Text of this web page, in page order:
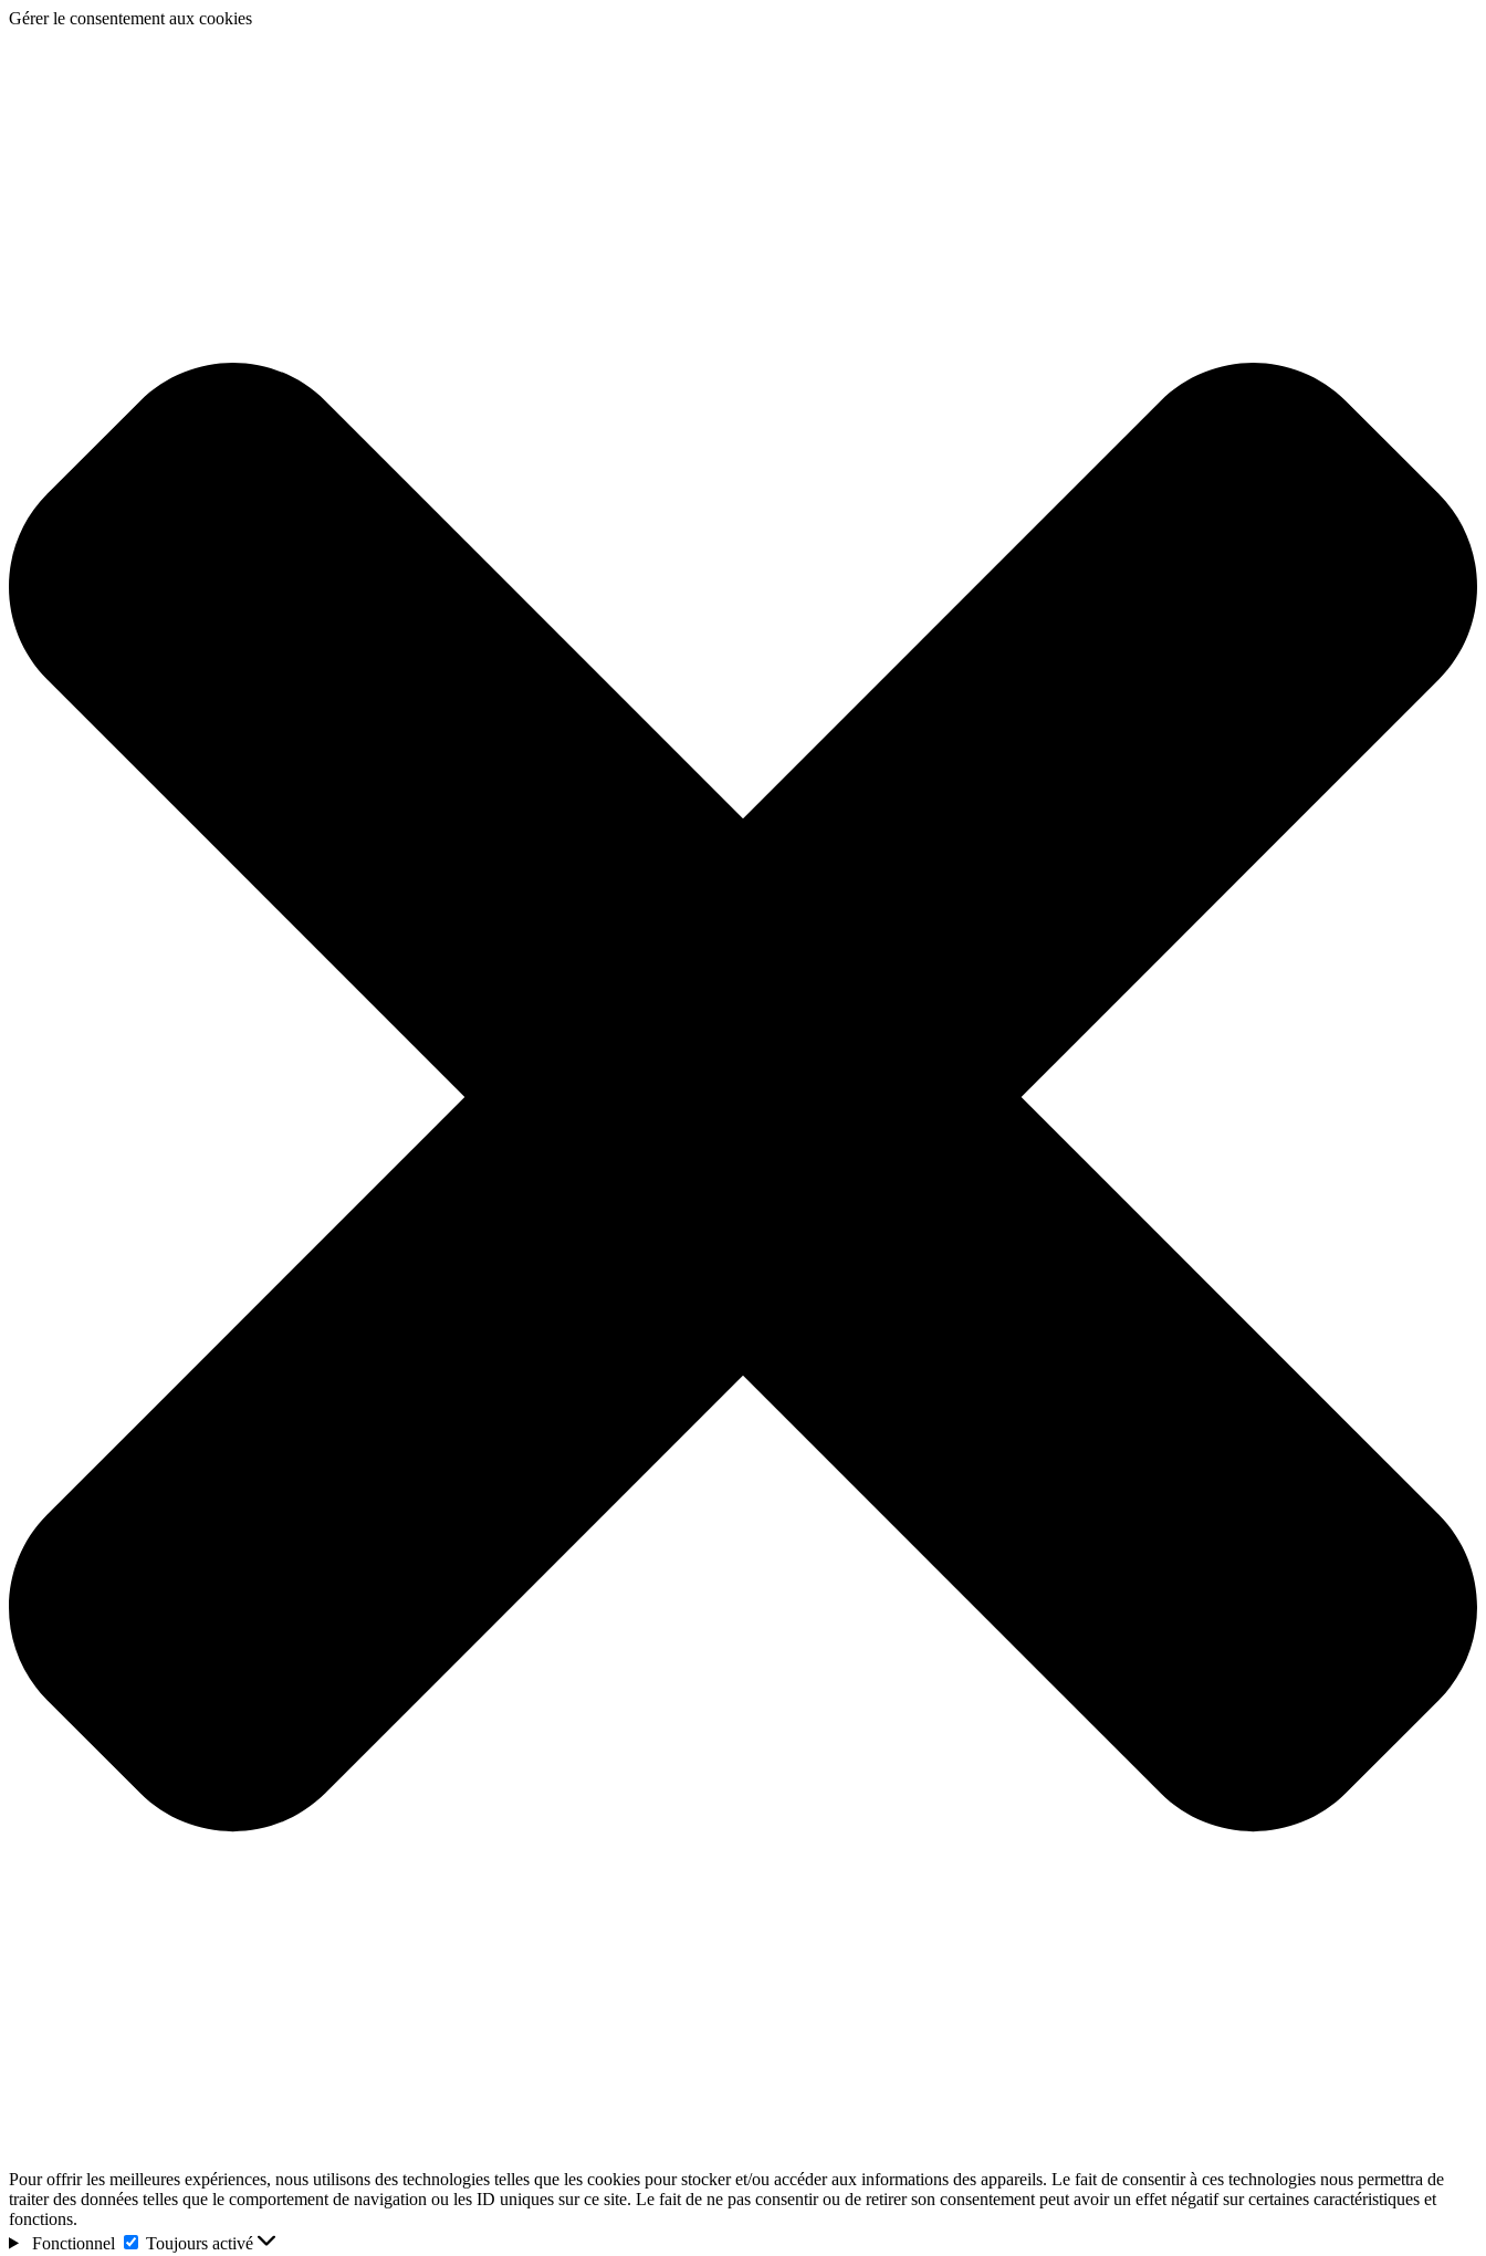
Gérer le consentement aux cookies
Pour offrir les meilleures expériences, nous utilisons des technologies telles que les cookies pour stocker et/ou accéder aux informations des appareils. Le fait de consentir à ces technologies nous permettra de
traiter des données telles que le comportement de navigation ou les ID uniques sur ce site. Le fait de ne pas consentir ou de retirer son consentement peut avoir un effet négatif sur certaines caractéristiques et
fonctions.
Fonctionnel
Toujours activé